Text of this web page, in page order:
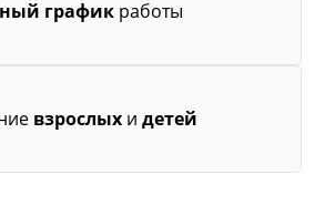
график работы
взрослых и детей